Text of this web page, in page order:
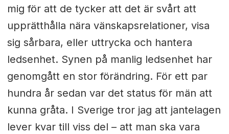
mig för att de tycker att det är svårt att
upprätthålla nära vänskapsrelationer, visa
sig sårbara, eller uttrycka och hantera
ledsenhet. Synen på manlig ledsenhet har
genomgått en stor förändring. För ett par
hundra år sedan var det status för män att
kunna gråta. I Sverige tror jag att jantelagen
lever kvar till viss del – att man ska vara